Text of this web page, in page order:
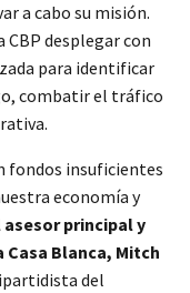
a cabo su misión.
desplegar con
para identificar
combatir el tráfico
fondos insuficientes
economía y
asesor principal y
Blanca, Mitch
del